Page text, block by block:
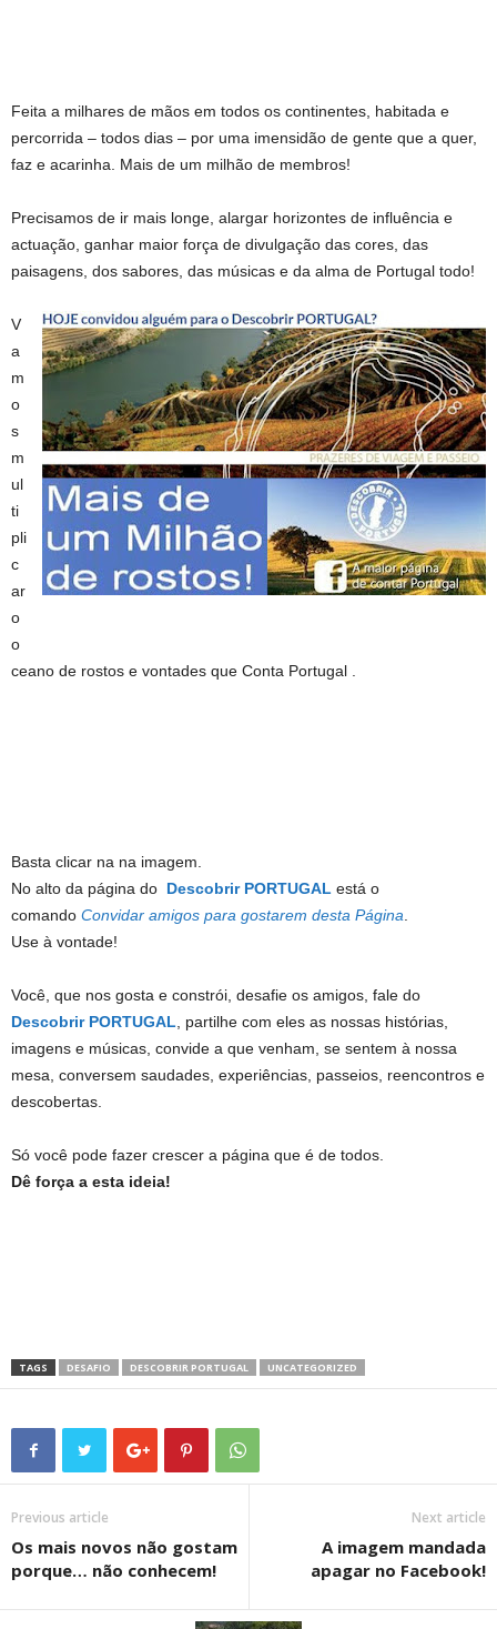
Feita a milhares de mãos em todos os continentes, habitada e
percorrida – todos dias – por uma imensidão de gente que a quer,
faz e acarinha. Mais de um milhão de membros!
Precisamos de ir mais longe, alargar horizontes de influência e
actuação, ganhar maior força de divulgação das cores, das
paisagens, dos sabores, das músicas e da alma de Portugal todo!
V
a
m
o
s
m
ul
ti
pli
c
ar
o
o
ceano de rostos e vontades que Conta Portugal .
Basta clicar na na imagem.
No alto da página do Descobrir PORTUGAL está o
comando Convidar amigos para gostarem desta Página
Use à vontade!
Você, que nos gosta e constrói, desafie os amigos, fale do
Descobrir PORTUGAL , partilhe com eles as nossas histórias,
imagens e músicas, convide a que venham, se sentem à nossa
mesa, conversem saudades, experiências, passeios, reencontros e
descobertas.
Só você pode fazer crescer a página que é de todos.
Dê força a esta ideia!
TAGS DESAFIO DESCOBRIR PORTUGAL UNCATEGORIZED
Previous article
Os mais novos não gostam
porque… não conhecem!
Next article
A imagem mandada
apagar no Facebook!